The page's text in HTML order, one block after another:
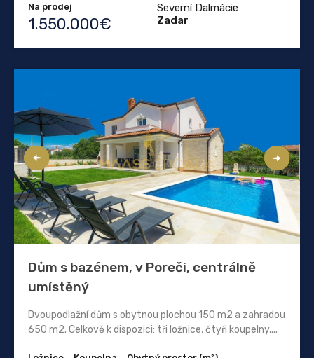
Na prodej
1.550.000€
Severní Dalmácie
Zadar
Dům s bazénem, ​​v Poreči, centrálně
umístěný
Dvoupodlažní dům s obytnou plochou 150 m2 a zahradou
650 m2. Celkově k dispozici: tři ložnice, čtyři koupelny,...